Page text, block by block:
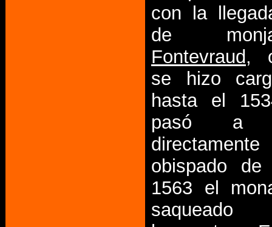
con la
de
Fontevraud,
se hizo
hasta el
pasó a
obispado
1563 el